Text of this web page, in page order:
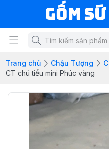
Gốm
Trang chủ Chậu Tượng
CT chú tiểu mini Phúc vàng